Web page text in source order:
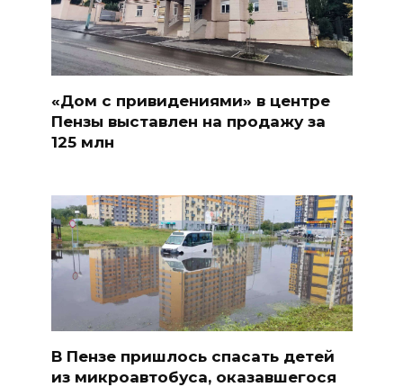
«Дом с привидениями» в центре
Пензы выставлен на продажу за
125 млн
В Пензе пришлось спасать детей
из микроавтобуса, оказавшегося